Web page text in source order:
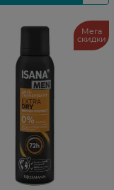
Мега
скидки